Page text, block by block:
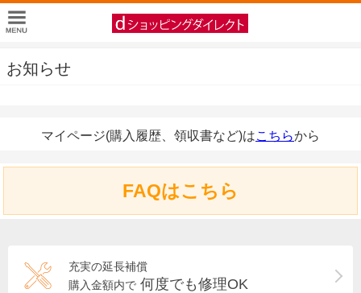
お知らせ
マイページ(購入履歴、領収書など)はこちらから
FAQはこちら
充実の延長補償
購入金額内で 何度でも修理OK